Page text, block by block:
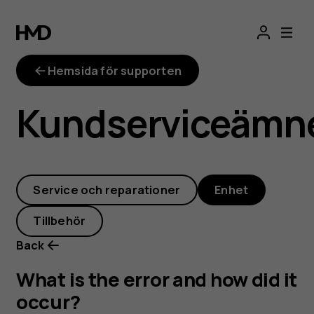
What
is
the
error
and
how
did
it
Hemsida för supporten
Service och reparationer Enhet
Tillbehör
Back
What is the error and how did it
occur?